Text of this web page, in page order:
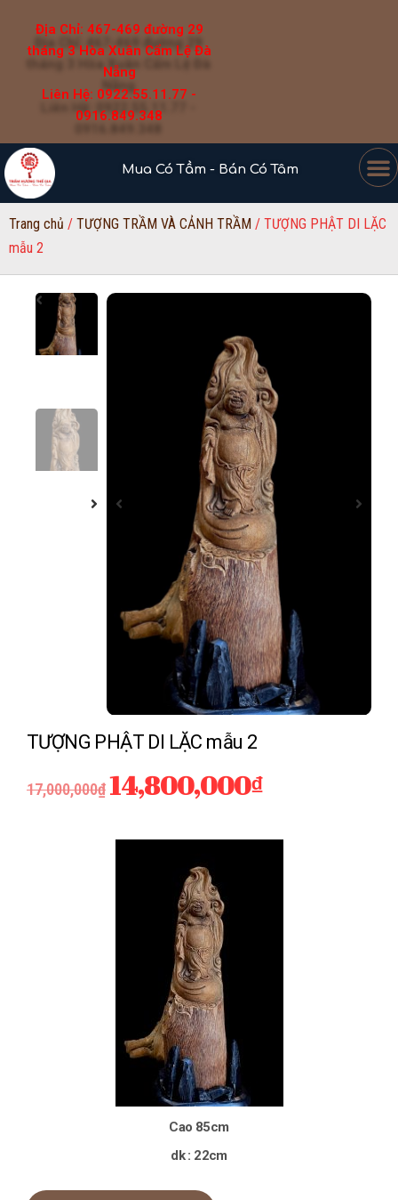
Địa Chỉ: 467-469 đường 29
tháng 3 Hòa Xuân Cẩm Lệ Đà
Nẵng
Liên Hệ: 0922.55.11.77 -
0916.849.348
Mua Có Tầm - Bán Có Tâm
Trang chủ / TƯỢNG TRẦM VÀ CẢNH TRẦM / TƯỢNG PHẬT DI LẶC
mẫu 2
TƯỢNG PHẬT DI LẶC mẫu 2
17,000,000₫14,800,000₫
Cao 85cm
dk : 22cm